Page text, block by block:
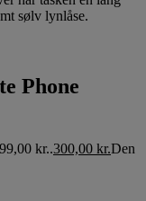
Phone
kr..300,00 kr.Den